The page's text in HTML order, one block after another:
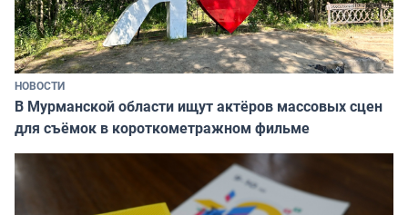
НОВОСТИ
В Мурманской области ищут актёров массовых сцен
для съёмок в короткометражном фильме